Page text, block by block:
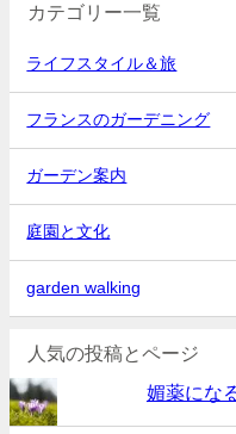
カテゴリー一覧
ライフスタイル＆旅
フランスのガーデニング
ガーデン案内
庭園と文化
garden walking
人気の投稿とページ
媚薬にな